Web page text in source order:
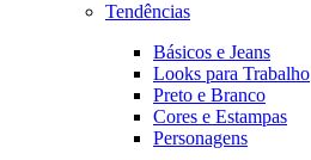
Tendências
Básicos e Jeans
Looks para Trabalho
Preto e Branco
Cores e Estampas
Personagens